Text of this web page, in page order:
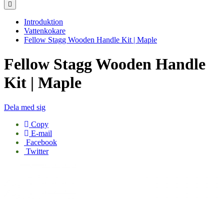
Introduktion
Vattenkokare
Fellow Stagg Wooden Handle Kit | Maple
Fellow Stagg Wooden Handle
Kit | Maple
Dela med sig
Copy
E-mail
Facebook
Twitter